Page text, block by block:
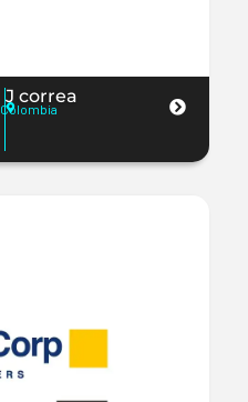
J correa
Colombia